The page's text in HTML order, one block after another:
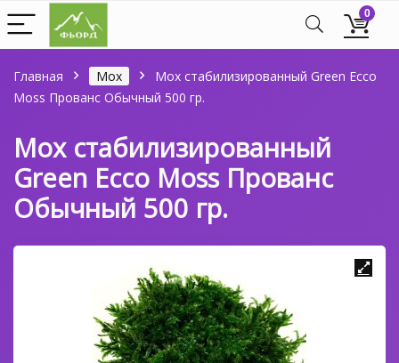
0
Главная Мох
Мох стабилизированный Green Ecco
Moss Прованс Обычный 500 гр.
Мох стабилизированный
Green Ecco Moss Прованс
Обычный 500 гр.